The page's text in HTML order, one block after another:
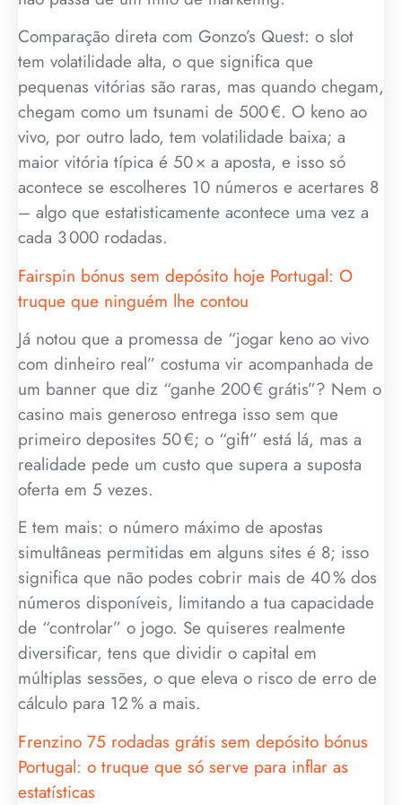
Comparação direta com Gonzo’s Quest: o slot
tem volatilidade alta, o que significa que
pequenas vitórias são raras, mas quando chegam,
chegam como um tsunami de 500 €. O keno ao
vivo, por outro lado, tem volatilidade baixa; a
maior vitória típica é 50 × a aposta, e isso só
acontece se escolheres 10 números e acertares 8
– algo que estatisticamente acontece uma vez a
cada 3 000 rodadas.
Fairspin bónus sem depósito hoje Portugal: O
truque que ninguém lhe contou
Já notou que a promessa de “jogar keno ao vivo
com dinheiro real” costuma vir acompanhada de
um banner que diz “ganhe 200 € grátis”? Nem o
casino mais generoso entrega isso sem que
primeiro deposites 50 €; o “gift” está lá, mas a
realidade pede um custo que supera a suposta
oferta em 5 vezes.
E tem mais: o número máximo de apostas
simultâneas permitidas em alguns sites é 8; isso
significa que não podes cobrir mais de 40 % dos
números disponíveis, limitando a tua capacidade
de “controlar” o jogo. Se quiseres realmente
diversificar, tens que dividir o capital em
múltiplas sessões, o que eleva o risco de erro de
cálculo para 12 % a mais.
Frenzino 75 rodadas grátis sem depósito bónus
Portugal: o truque que só serve para inflar as
estatísticas